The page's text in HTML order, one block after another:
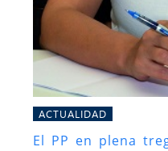
ACTUALIDAD
El PP en plena